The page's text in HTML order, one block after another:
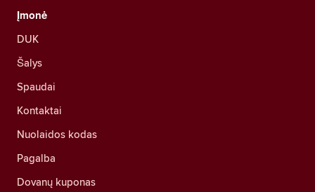
Įmonė
DUK
Šalys
Spaudai
Kontaktai
Nuolaidos kodas
Pagalba
Dovanų kuponas